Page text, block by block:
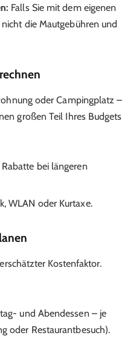
Falls Sie mit dem eigenen
die Mautgebühren und
oder Campingplatz –
großen Teil Ihres Budgets
bei längeren
WLAN oder Kurtaxe.
Kostenfaktor.
und Abendessen – je
oder Restaurantbesuch).